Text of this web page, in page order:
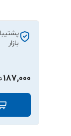
بازار
187,000